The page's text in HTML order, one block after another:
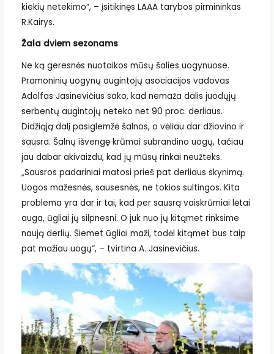
kiekių netekimo“, – įsitikinęs LAAA tarybos pirmininkas
R.Kairys.
Žala dviem sezonams
Ne ką geresnės nuotaikos mūsų šalies uogynuose.
Pramoninių uogynų augintojų asociacijos vadovas
Adolfas Jasinevičius sako, kad nemaža dalis juodųjų
serbentų augintojų neteko net 90 proc. derliaus.
Didžiąją dalį pasiglemžė šalnos, o vėliau dar džiovino ir
sausra. Šalnų išvengę krūmai subrandino uogų, tačiau
jau dabar akivaizdu, kad jų mūsų rinkai neužteks.
„Sausros padariniai matosi prieš pat derliaus skynimą.
Uogos mažesnės, sausesnės, ne tokios sultingos. Kita
problema yra dar ir tai, kad per sausrą vaiskrūmiai lėtai
auga, ūgliai jų silpnesni. O juk nuo jų kitąmet rinksime
naują derlių. Šiemet ūgliai maži, todėl kitąmet bus taip
pat mažiau uogų“, – tvirtina A. Jasinevičius.